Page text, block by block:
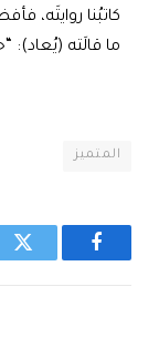
كاتبُنا روايتَه،
ما قالَته
المتميز
فيسبوك